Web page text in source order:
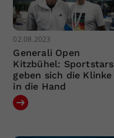
02.08.2023
Generali Open
Kitzbühel: Sportstars
geben sich die Klinke
in die Hand